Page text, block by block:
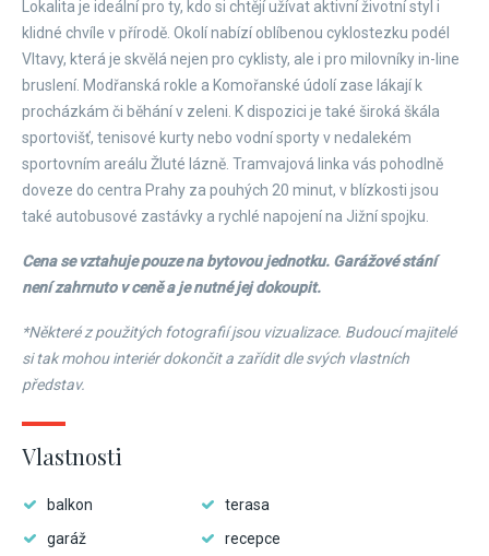
Lokalita je ideální pro ty, kdo si chtějí užívat aktivní životní styl i
klidné chvíle v přírodě. Okolí nabízí oblíbenou cyklostezku podél
Vltavy, která je skvělá nejen pro cyklisty, ale i pro milovníky in-line
bruslení. Modřanská rokle a Komořanské údolí zase lákají k
procházkám či běhání v zeleni. K dispozici je také široká škála
sportovišť, tenisové kurty nebo vodní sporty v nedalekém
sportovním areálu Žluté lázně. Tramvajová linka vás pohodlně
doveze do centra Prahy za pouhých 20 minut, v blízkosti jsou
také autobusové zastávky a rychlé napojení na Jižní spojku.
Cena se vztahuje pouze na bytovou jednotku. Garážové stání
není zahrnuto v ceně a je nutné jej dokoupit.
*Některé z použitých fotografií jsou vizualizace. Budoucí majitelé
si tak mohou interiér dokončit a zařídit dle svých vlastních
představ.
Vlastnosti
balkon
terasa
garáž
recepce